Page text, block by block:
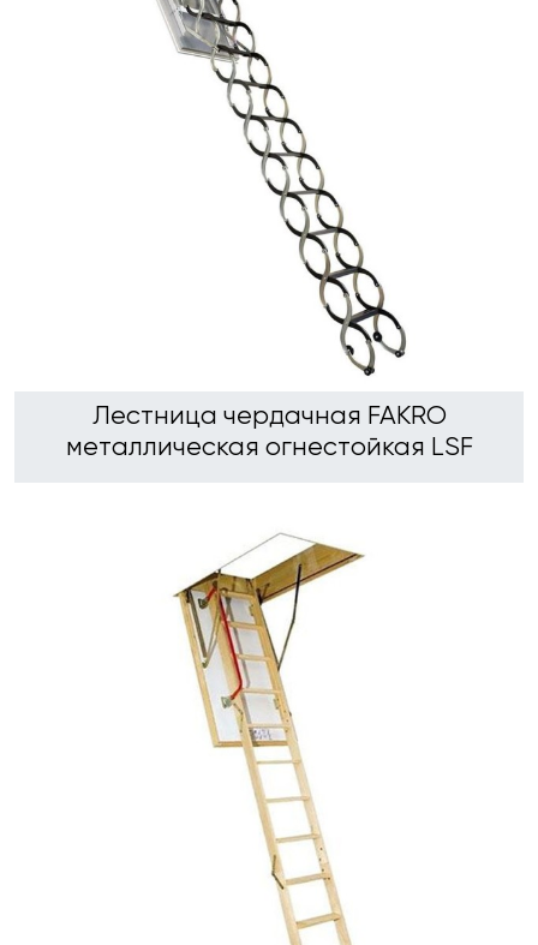
Лестница чердачная FAKRO
металлическая огнестойкая LSF